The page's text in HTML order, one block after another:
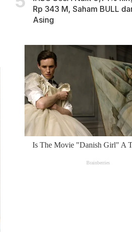
Rp 343 M, Saham BULL
Asing